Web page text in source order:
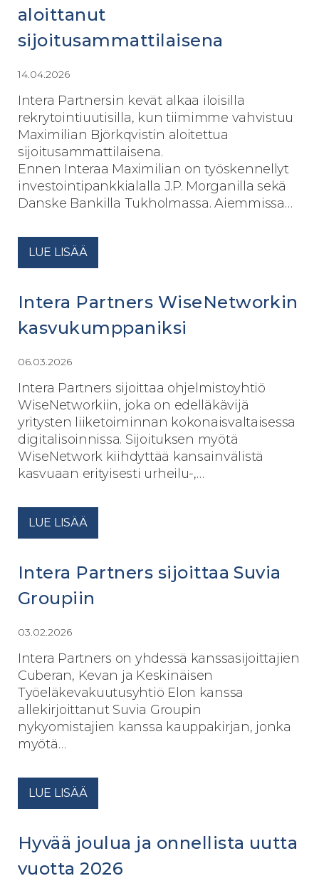
aloittanut
sijoitusammattilaisena
14.04.2026
Intera Partnersin kevät alkaa iloisilla
rekrytointiuutisilla, kun tiimimme vahvistuu
Maximilian Björkqvistin aloitettua
sijoitusammattilaisena.
Ennen Interaa Maximilian on työskennellyt
investointipankkialalla J.P. Morganilla sekä
Danske Bankilla Tukholmassa. Aiemmissa…
LUE LISÄÄ
Intera Partners WiseNetworkin
kasvukumppaniksi
06.03.2026
Intera Partners sijoittaa ohjelmistoyhtiö
WiseNetworkiin, joka on edelläkävijä
yritysten liiketoiminnan kokonaisvaltaisessa
digitalisoinnissa. Sijoituksen myötä
WiseNetwork kiihdyttää kansainvälistä
kasvuaan erityisesti urheilu-,…
LUE LISÄÄ
Intera Partners sijoittaa Suvia
Groupiin
03.02.2026
Intera Partners on yhdessä kanssasijoittajien
Cuberan, Kevan ja Keskinäisen
Työeläkevakuutusyhtiö Elon kanssa
allekirjoittanut Suvia Groupin
nykyomistajien kanssa kauppakirjan, jonka
myötä…
LUE LISÄÄ
Hyvää joulua ja onnellista uutta
vuotta 2026